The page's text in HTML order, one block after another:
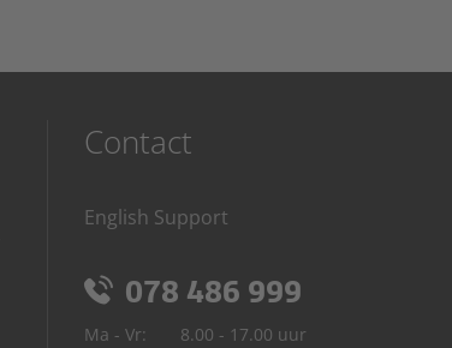
Contact
English Support
078 486 999
Ma - Vr: 8.00 - 17.00 uur